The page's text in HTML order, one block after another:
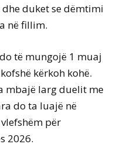
duket se dëmtimi
në fillim.
të mungojë 1 muaj
kërkoh kohë.
mbajë larg duelit me
do ta luajë në
për
2026.